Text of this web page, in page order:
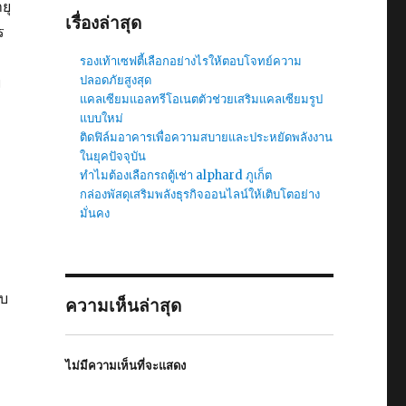
เรื่องล่าสุด
รองเท้าเซฟตี้เลือกอย่างไรให้ตอบโจทย์ความ
ปลอดภัยสูงสุด
แคลเซียมแอลทรีโอเนตตัวช่วยเสริมแคลเซียมรูป
แบบใหม่
ติดฟิล์มอาคารเพื่อความสบายและประหยัดพลังงาน
ในยุคปัจจุบัน
ทำไมต้องเลือกรถตู้เช่า alphard ภูเก็ต
กล่องพัสดุเสริมพลังธุรกิจออนไลน์ให้เติบโตอย่าง
มั่นคง
ความเห็นล่าสุด
ไม่มีความเห็นที่จะแสดง